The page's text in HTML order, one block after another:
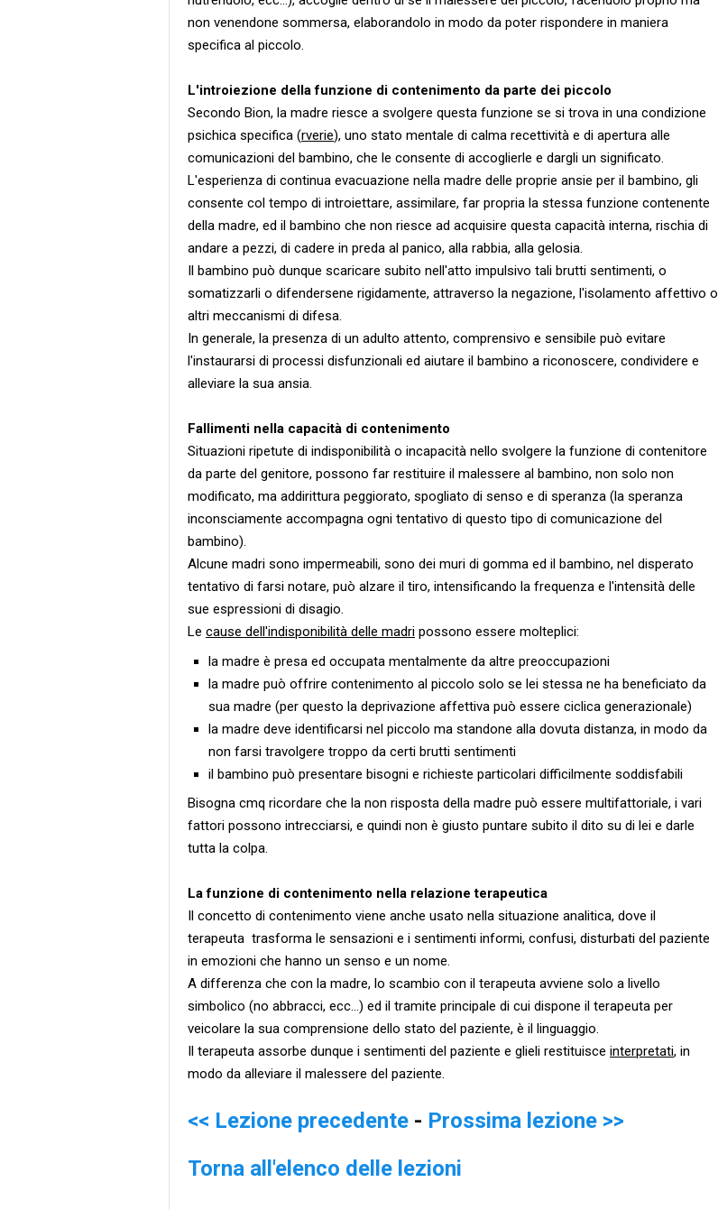
non venendone sommersa, elaborandolo in modo da poter rispondere in maniera
specifica al piccolo.
L'introiezione della funzione di contenimento da parte dei piccolo
Secondo Bion, la madre riesce a svolgere questa funzione se si trova in una condizione
psichica specifica (rverie), uno stato mentale di calma recettività e di apertura alle
comunicazioni del bambino, che le consente di accoglierle e dargli un significato.
L'esperienza di continua evacuazione nella madre delle proprie ansie per il bambino, gli
consente col tempo di introiettare, assimilare, far propria la stessa funzione contenente
della madre, ed il bambino che non riesce ad acquisire questa capacità interna, rischia di
andare a pezzi, di cadere in preda al panico, alla rabbia, alla gelosia.
Il bambino può dunque scaricare subito nell'atto impulsivo tali brutti sentimenti, o
somatizzarli o difendersene rigidamente, attraverso la negazione, l'isolamento affettivo o
altri meccanismi di difesa.
In generale, la presenza di un adulto attento, comprensivo e sensibile può evitare
l'instaurarsi di processi disfunzionali ed aiutare il bambino a riconoscere, condividere e
alleviare la sua ansia.
Fallimenti nella capacità di contenimento
Situazioni ripetute di indisponibilità o incapacità nello svolgere la funzione di contenitore
da parte del genitore, possono far restituire il malessere al bambino, non solo non
modificato, ma addirittura peggiorato, spogliato di senso e di speranza (la speranza
inconsciamente accompagna ogni tentativo di questo tipo di comunicazione del
bambino).
Alcune madri sono impermeabili, sono dei muri di gomma ed il bambino, nel disperato
tentativo di farsi notare, può alzare il tiro, intensificando la frequenza e l'intensità delle
sue espressioni di disagio.
Le cause dell'indisponibilità delle madri possono essere molteplici:
la madre è presa ed occupata mentalmente da altre preoccupazioni
la madre può offrire contenimento al piccolo solo se lei stessa ne ha beneficiato da
sua madre (per questo la deprivazione affettiva può essere ciclica generazionale)
la madre deve identificarsi nel piccolo ma standone alla dovuta distanza, in modo da
non farsi travolgere troppo da certi brutti sentimenti
il bambino può presentare bisogni e richieste particolari difficilmente soddisfabili
Bisogna cmq ricordare che la non risposta della madre può essere multifattoriale, i vari
fattori possono intrecciarsi, e quindi non è giusto puntare subito il dito su di lei e darle
tutta la colpa.
La funzione di contenimento nella relazione terapeutica
Il concetto di contenimento viene anche usato nella situazione analitica, dove il
terapeuta trasforma le sensazioni e i sentimenti informi, confusi, disturbati del paziente
in emozioni che hanno un senso e un nome.
A differenza che con la madre, lo scambio con il terapeuta avviene solo a livello
simbolico (no abbracci, ecc...) ed il tramite principale di cui dispone il terapeuta per
veicolare la sua comprensione dello stato del paziente, è il linguaggio.
Il terapeuta assorbe dunque i sentimenti del paziente e glieli restituisce interpretati, in
modo da alleviare il malessere del paziente.
<< Lezione precedente - Prossima lezione >>
Torna all'elenco delle lezioni